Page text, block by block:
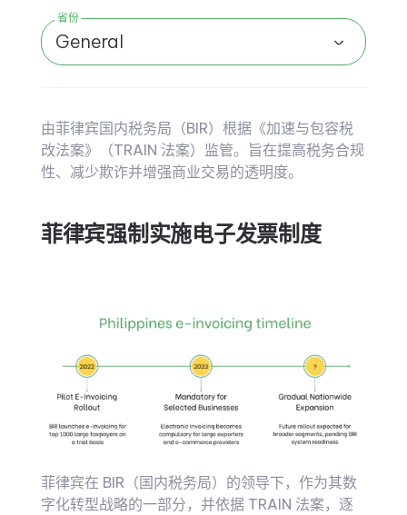
省份
General
由菲律宾国内税务局（BIR）根据《加速与包容税
改法案》（TRAIN 法案）监管。旨在提高税务合规
性、减少欺诈并增强商业交易的透明度。
菲律宾强制实施电子发票制度
菲律宾在 BIR（国内税务局）的领导下，作为其数
字化转型战略的一部分，并依据 TRAIN 法案，逐